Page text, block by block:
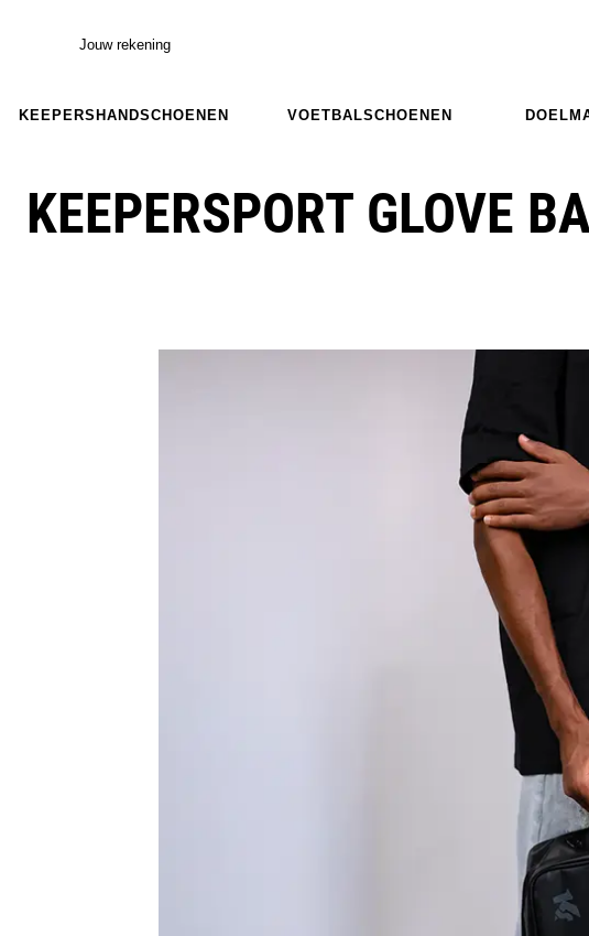
Jouw rekening
KEEPERSHANDSCHOENEN VOETBALSCHOENEN
KEEPERSPORT GLOVE